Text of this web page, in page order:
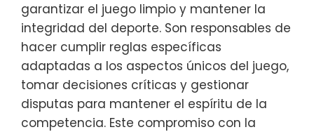
garantizar el juego limpio y mantener la
integridad del deporte. Son responsables de
hacer cumplir reglas específicas
adaptadas a los aspectos únicos del juego,
tomar decisiones críticas y gestionar
disputas para mantener el espíritu de la
competencia. Este compromiso con la